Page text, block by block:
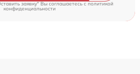
заявку" Вы соглашаетесь c политикой
конфиденциальности